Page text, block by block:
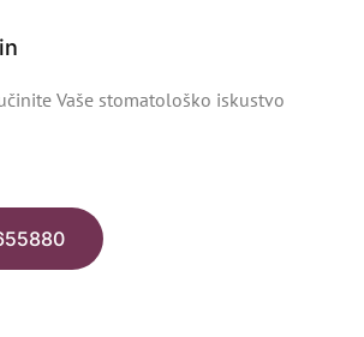
Vaše stomatološko iskustvo